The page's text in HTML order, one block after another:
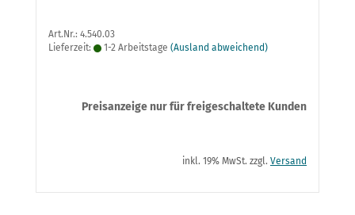
Art.Nr.: 4.540.03
Lieferzeit:
1-2 Arbeitstage (Ausland abweichend)
Preisanzeige nur für freigeschaltete Kunden
inkl. 19% MwSt. zzgl. Versand